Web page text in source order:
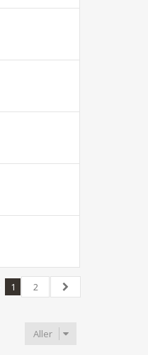
1
2
Suivant
Aller